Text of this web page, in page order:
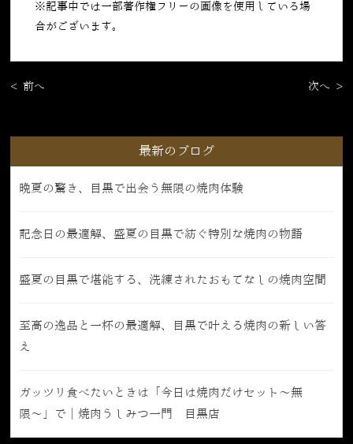
※記事中では一部著作権フリーの画像を使用している場
合がございます。
< 前へ 次へ >
最新のブログ
晩夏の驚き、目黒で出会う無限の焼肉体験
記念日の最適解、盛夏の目黒で紡ぐ特別な焼肉の物語
盛夏の目黒で堪能する、洗練されたおもてなしの焼肉空間
至高の逸品と一杯の最適解、目黒で叶える焼肉の新しい答
え
ガッツリ食べたいときは「今日は焼肉だけセット〜無
限〜」で｜焼肉うしみつ一門 目黒店